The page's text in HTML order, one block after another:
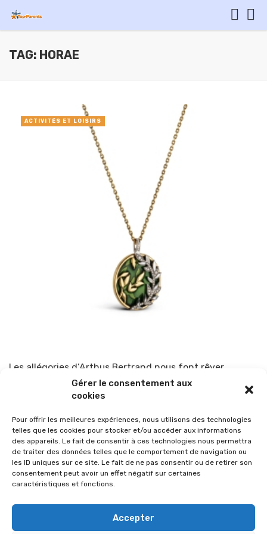
Gérer le consentement aux
cookies
Pour offrir les meilleures expériences, nous utilisons des technologies
telles que les cookies pour stocker et/ou accéder aux informations
des appareils. Le fait de consentir à ces technologies nous permettra
de traiter des données telles que le comportement de navigation ou
les ID uniques sur ce site. Le fait de ne pas consentir ou de retirer son
consentement peut avoir un effet négatif sur certaines
caractéristiques et fonctions.
Accepter
TAG: HORAE
Les allégories d’Arthus Bertrand nous font rêver
TOP-PARENTS 27 octobre 2021
ACTIVITÉS ET LOISIRS